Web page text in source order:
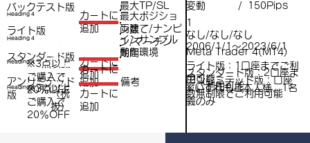
バックテスト版
スタンダード版
アンリミテッド
版
最大ポジショ
ン数
1
Heading 4
​カートに
追加
税
抜
）
Heading 4
​カートに
追加
Heading 4※3点以上
ご購入で​
20％OFF
（税
抜）
​カートに
追加
Heading 4
（税
抜）
※3点以上
ご購入で​
20％OFF
​カートに
追加
ライト版
最大TP/SL 変動 / 150Pips
両建て/ナンピ
ン/マーチン
なし/なし/なし
インサンプル
期間
2006/1/1～2023/6/1
動作環境 Meta Trader 4(MT4)
備考
ライト版：1口座までご利
用可能
スタンダード版：2口座ま
でご利用可能
アンリミテッド版：口座
数無制限でご利用可能
※いずれもご本人様、1名
義のみ